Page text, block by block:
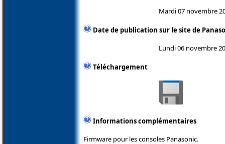
Mardi 07 novembre
Date de publication sur le site de
Lundi 06 novembre
Téléchargement
Informations complémentaires
Firmware pour les consoles Panasonic.